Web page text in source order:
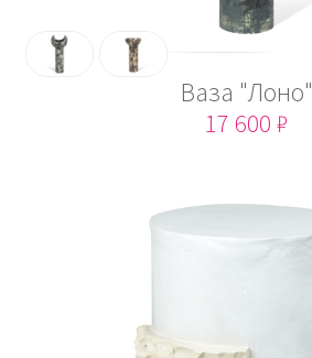
Ваза "Лоно"
17 600 ₽